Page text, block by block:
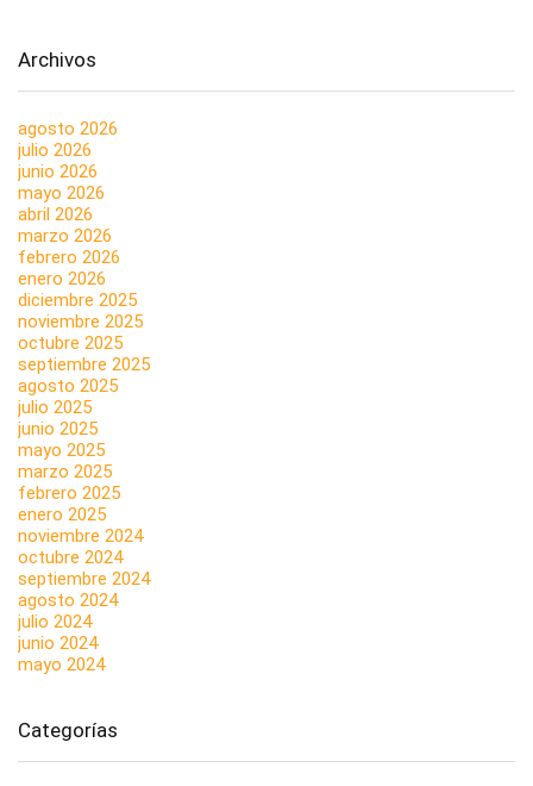
Archivos
agosto 2026
julio 2026
junio 2026
mayo 2026
abril 2026
marzo 2026
febrero 2026
enero 2026
diciembre 2025
noviembre 2025
octubre 2025
septiembre 2025
agosto 2025
julio 2025
junio 2025
mayo 2025
marzo 2025
febrero 2025
enero 2025
noviembre 2024
octubre 2024
septiembre 2024
agosto 2024
julio 2024
junio 2024
mayo 2024
Categorías